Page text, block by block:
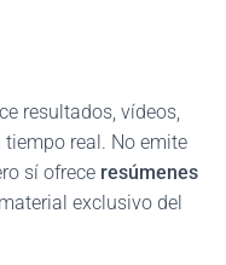
resultados, vídeos,
real. No emite
sí ofrece resúmenes
exclusivo del